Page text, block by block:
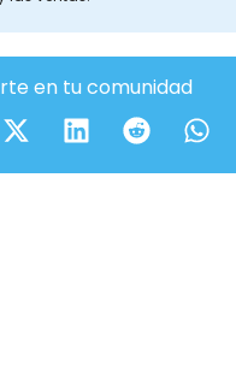
en tu comunidad